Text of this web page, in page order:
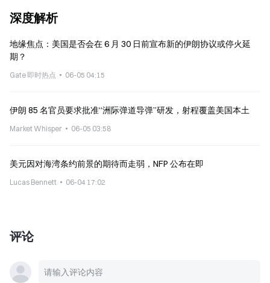
深度解析
地缘焦点：美国是否会在 6 月 30 日前宣布新的伊朗协议或停火延
期？
Gate 即时热点 06-05 04:15
伊朗 85 名官员要求批准“洲际弹道导弹”研发，射程覆盖美国本土
Market Whisper 06-05 03:58
美元因对海湾条约前景的期待而走弱，NFP 公布在即
Lucas Bennett 06-04 17:02
评论